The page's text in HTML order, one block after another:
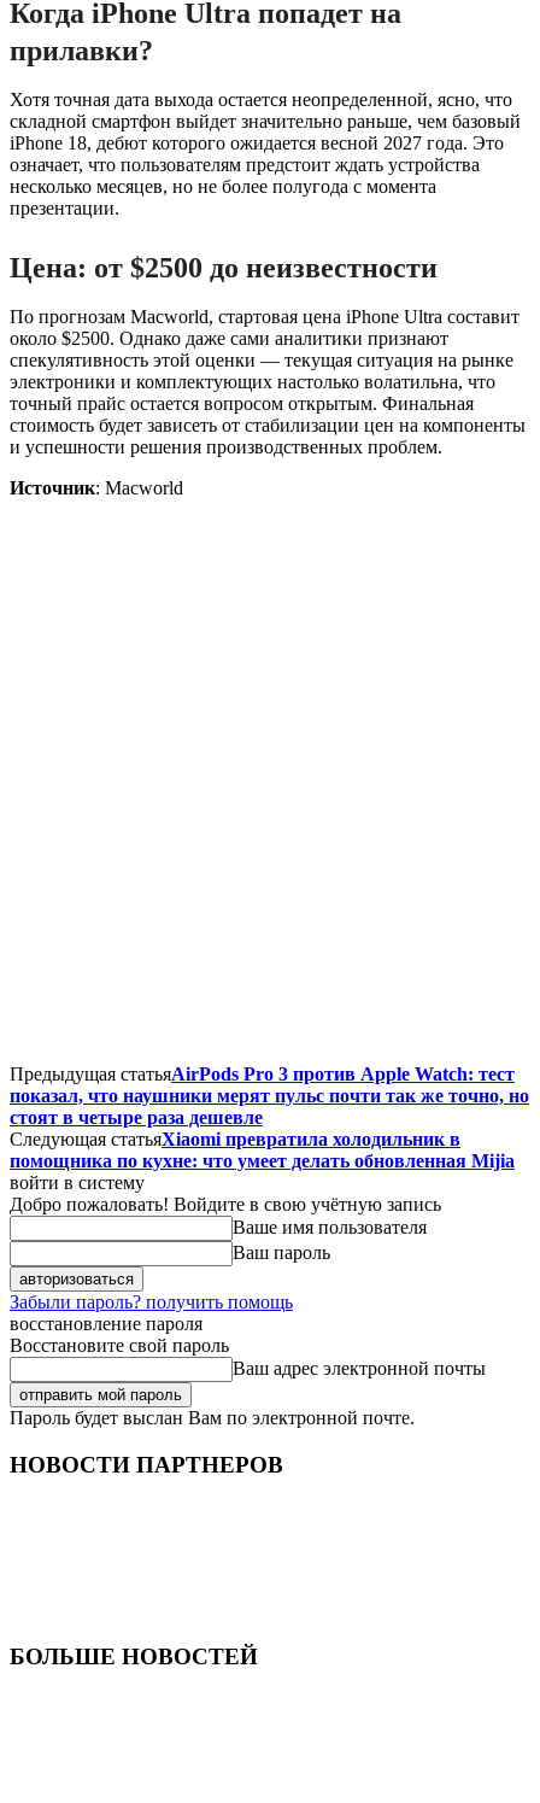
Когда iPhone Ultra попадет на
прилавки?
Хотя точная дата выхода остается неопределенной, ясно, что
складной смартфон выйдет значительно раньше, чем базовый
iPhone 18, дебют которого ожидается весной 2027 года. Это
означает, что пользователям предстоит ждать устройства
несколько месяцев, но не более полугода с момента
презентации.
Цена: от $2500 до неизвестности
По прогнозам Macworld, стартовая цена iPhone Ultra составит
около $2500. Однако даже сами аналитики признают
спекулятивность этой оценки — текущая ситуация на рынке
электроники и комплектующих настолько волатильна, что
точный прайс остается вопросом открытым. Финальная
стоимость будет зависеть от стабилизации цен на компоненты
и успешности решения производственных проблем.
Источник: Macworld
Предыдущая статьяAirPods Pro 3 против Apple Watch: тест
показал, что наушники мерят пульс почти так же точно, но
стоят в четыре раза дешевле
Следующая статьяXiaomi превратила холодильник в
помощника по кухне: что умеет делать обновленная Mijia
войти в систему
Добро пожаловать! Войдите в свою учётную запись
Ваше имя пользователя
Ваш пароль
Забыли пароль? получить помощь
восстановление пароля
Восстановите свой пароль
Ваш адрес электронной почты
Пароль будет выслан Вам по электронной почте.
НОВОСТИ ПАРТНЕРОВ
БОЛЬШЕ НОВОСТЕЙ